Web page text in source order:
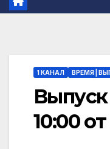
1 КАНАЛ ВРЕМЯ |
Выпуск
10:00